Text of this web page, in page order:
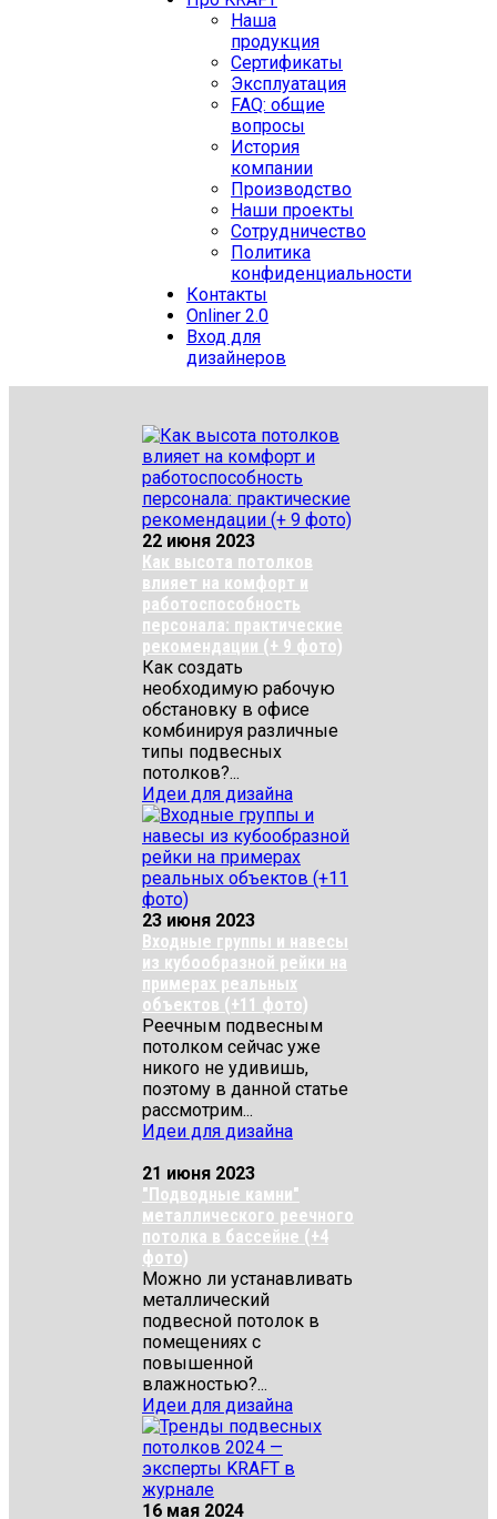
Наша
продукция
Сертификаты
Эксплуатация
FAQ: общие
вопросы
История
компании
Производство
Наши проекты
Сотрудничество
Политика
конфиденциальности
Контакты
Onliner 2.0
Вход для
дизайнеров
22 июня 2023
Как высота потолков
влияет на комфорт и
работоспособность
персонала: практические
рекомендации (+ 9 фото)
Как создать
необходимую рабочую
обстановку в офисе
комбинируя различные
типы подвесных
потолков?...
Идеи для дизайна
23 июня 2023
Входные группы и навесы
из кубообразной рейки на
примерах реальных
объектов (+11 фото)
Реечным подвесным
потолком сейчас уже
никого не удивишь,
поэтому в данной статье
рассмотрим...
Идеи для дизайна
21 июня 2023
"Подводные камни"
металлического реечного
потолка в бассейне (+4
фото)
Можно ли устанавливать
металлический
подвесной потолок в
помещениях с
повышенной
влажностью?...
Идеи для дизайна
16 мая 2024